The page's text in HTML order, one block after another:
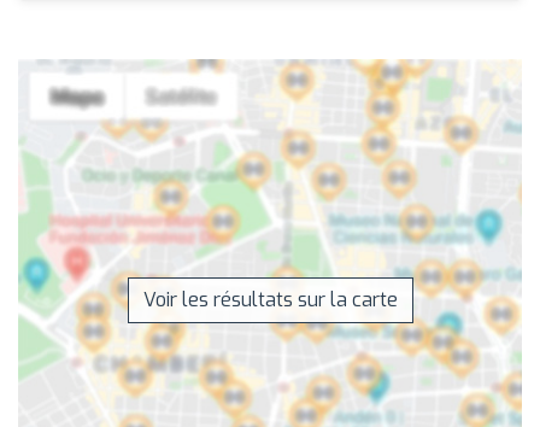
Voir les résultats sur la carte